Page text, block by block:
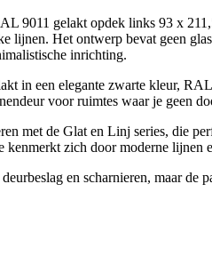
9011 gelakt opdek links 93 x
lijnen. Het ontwerp bevat geen
inrichting.
in een elegante zwarte kleur,
voor ruimtes waar je geen
met de Glat en Linj series, die
kenmerkt zich door moderne lijnen
en scharnieren, maar